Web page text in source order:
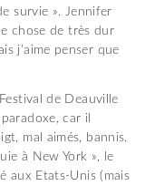
survie ». Jennifer
chose de très dur
j’aime penser que
de Deauville
car il
mal aimés, bannis.
à New York », le
aux Etats-Unis (mais